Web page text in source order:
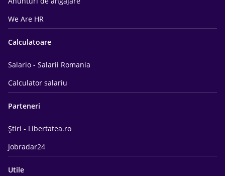
We Are HR
Calculatoare
Salario - Salarii Romania
Calculator salariu
Parteneri
Știri - Libertatea.ro
Jobradar24
Utile